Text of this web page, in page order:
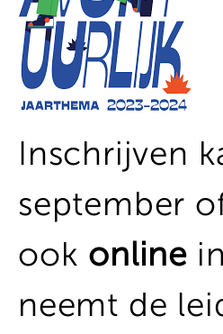
Inschrijven
september
ook online
neemt de